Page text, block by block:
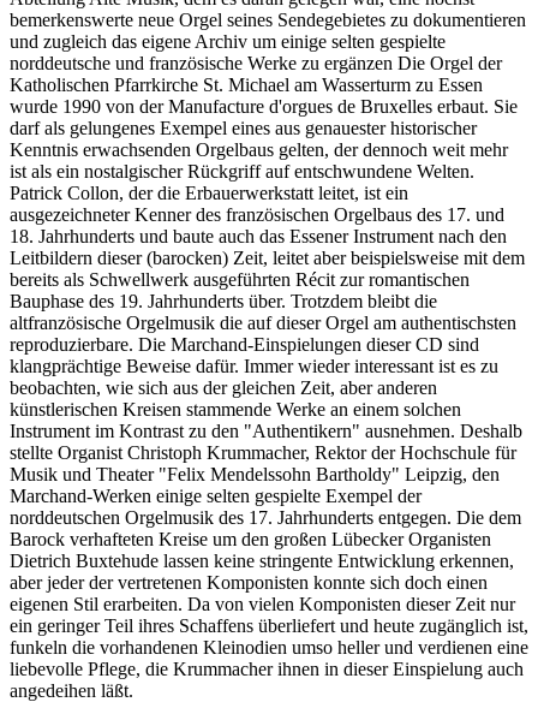
bemerkenswerte neue Orgel seines Sendegebietes zu dokumentieren
und zugleich das eigene Archiv um einige selten gespielte
norddeutsche und französische Werke zu ergänzen Die Orgel der
Katholischen Pfarrkirche St. Michael am Wasserturm zu Essen
wurde 1990 von der Manufacture d'orgues de Bruxelles erbaut. Sie
darf als gelungenes Exempel eines aus genauester historischer
Kenntnis erwachsenden Orgelbaus gelten, der dennoch weit mehr
ist als ein nostalgischer Rückgriff auf entschwundene Welten.
Patrick Collon, der die Erbauerwerkstatt leitet, ist ein
ausgezeichneter Kenner des französischen Orgelbaus des 17. und
18. Jahrhunderts und baute auch das Essener Instrument nach den
Leitbildern dieser (barocken) Zeit, leitet aber beispielsweise mit dem
bereits als Schwellwerk ausgeführten Récit zur romantischen
Bauphase des 19. Jahrhunderts über. Trotzdem bleibt die
altfranzösische Orgelmusik die auf dieser Orgel am authentischsten
reproduzierbare. Die Marchand-Einspielungen dieser CD sind
klangprächtige Beweise dafür. Immer wieder interessant ist es zu
beobachten, wie sich aus der gleichen Zeit, aber anderen
künstlerischen Kreisen stammende Werke an einem solchen
Instrument im Kontrast zu den "Authentikern" ausnehmen. Deshalb
stellte Organist Christoph Krummacher, Rektor der Hochschule für
Musik und Theater "Felix Mendelssohn Bartholdy" Leipzig, den
Marchand-Werken einige selten gespielte Exempel der
norddeutschen Orgelmusik des 17. Jahrhunderts entgegen. Die dem
Barock verhafteten Kreise um den großen Lübecker Organisten
Dietrich Buxtehude lassen keine stringente Entwicklung erkennen,
aber jeder der vertretenen Komponisten konnte sich doch einen
eigenen Stil erarbeiten. Da von vielen Komponisten dieser Zeit nur
ein geringer Teil ihres Schaffens überliefert und heute zugänglich ist,
funkeln die vorhandenen Kleinodien umso heller und verdienen eine
liebevolle Pflege, die Krummacher ihnen in dieser Einspielung auch
angedeihen läßt.